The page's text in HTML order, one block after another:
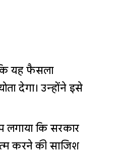
यह फैसला
देगा। उन्होंने इसे
लगाया कि सरकार
करने की साजिश